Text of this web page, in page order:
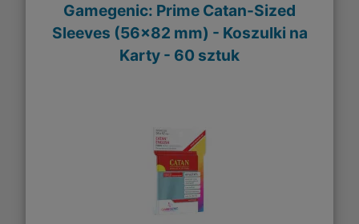
Gamegenic: Prime Catan-Sized
Sleeves (56x82 mm) - Koszulki na
Karty - 60 sztuk